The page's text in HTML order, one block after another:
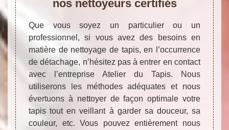
nos nettoyeurs certifiés
Que vous soyez un particulier ou un
professionnel, si vous avez des besoins en
matière de nettoyage de tapis, en l’occurrence
de détachage, n’hésitez pas à entrer en contact
avec l’entreprise Atelier du Tapis. Nous
utiliserons les méthodes adéquates et nous
évertuons à nettoyer de façon optimale votre
tapis tout en veillant à garder sa douceur, sa
couleur, etc. Vous pouvez entièrement nous